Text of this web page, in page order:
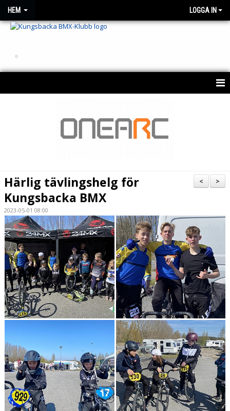
HEM LOGGA IN
.
KALENDER 2026
BESTÄLLNING AV KLUBBTRÖJA
SKAFFA CYKELLICENS
SPORTSTIMING- TÄVLINGSKALENDER/ANMÄLAN
>
<
Härlig tävlingshelg för
Kungsbacka BMX
2023-05-01 08:00